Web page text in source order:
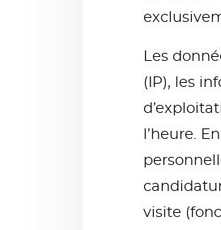
Les
(IP), les
l’heure.
visite